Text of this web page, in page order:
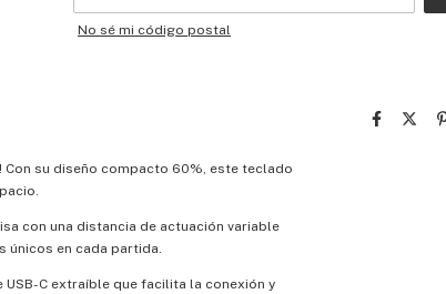
No sé mi código postal
su diseño compacto 60%, este teclado
con una distancia de actuación variable
únicos en cada partida.
C extraíble que facilita la conexión y